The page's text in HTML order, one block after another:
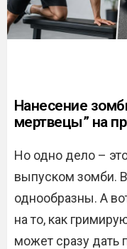
Нанесение
мертвецы” на
Но одно дело –
выпуском зомби.
однообразны. А
на то, как
может сразу дать